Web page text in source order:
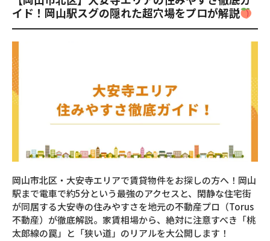
イド！岡山駅スグの隠れた超穴場をプロが解説
岡山市北区・大安寺エリアで賃貸物件をお探しの方へ！岡山
駅まで電車で約5分という最強のアクセスと、閑静な住宅街
が同居する大安寺の住みやすさを地元の不動産プロ（Torus
不動産）が徹底解説。家賃相場から、絶対に注意すべき「桃
太郎線の罠」と「狭い道」のリアルを大公開します！